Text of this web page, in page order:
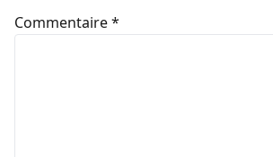
Commentaire*